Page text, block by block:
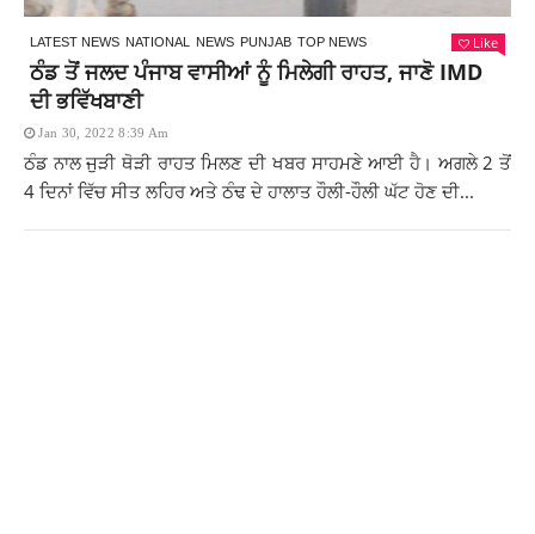
LATEST NEWS NATIONAL NEWS PUNJAB TOP NEWS Like
ਠੰਡ ਤੋਂ ਜਲਦ ਪੰਜਾਬ ਵਾਸੀਆਂ ਨੂੰ ਮਿਲੇਗੀ ਰਾਹਤ, ਜਾਣੋ IMD
ਦੀ ਭਵਿੱਖਬਾਣੀ
Jan 30, 2022 8:39 Am
ਠੰਡ ਨਾਲ ਜੁੜੀ ਥੋੜੀ ਰਾਹਤ ਮਿਲਣ ਦੀ ਖਬਰ ਸਾਹਮਣੇ ਆਈ ਹੈ। ਅਗਲੇ 2 ਤੋਂ
4 ਦਿਨਾਂ ਵਿੱਚ ਸੀਤ ਲਹਿਰ ਅਤੇ ਠੰਢ ਦੇ ਹਾਲਾਤ ਹੌਲੀ-ਹੌਲੀ ਘੱਟ ਹੋਣ ਦੀ...